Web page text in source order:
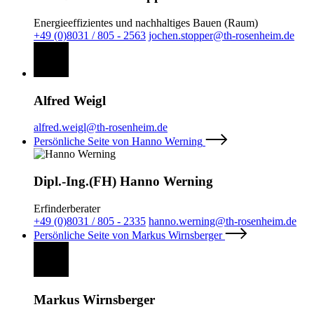
Energieeffizientes und nachhaltiges Bauen (Raum)
+49 (0)8031 / 805 - 2563 jochen.stopper@th-rosenheim.de
Alfred Weigl
alfred.weigl@th-rosenheim.de
Persönliche Seite von Hanno Werning
Dipl.-Ing.(FH) Hanno Werning
Erfinderberater
+49 (0)8031 / 805 - 2335 hanno.werning@th-rosenheim.de
Persönliche Seite von Markus Wirnsberger
Markus Wirnsberger